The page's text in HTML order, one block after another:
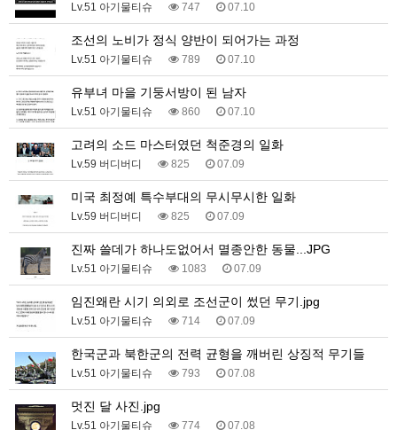
Lv.51 아기물티슈 747 07.10
조선의 노비가 정식 양반이 되어가는 과정
Lv.51 아기물티슈 789 07.10
유부녀 마을 기둥서방이 된 남자
Lv.51 아기물티슈 860 07.10
고려의 소드 마스터였던 척준경의 일화
Lv.59 버디버디 825 07.09
미국 최정예 특수부대의 무시무시한 일화
Lv.59 버디버디 825 07.09
진짜 쓸데가 하나도없어서 멸종안한 동물...JPG
Lv.51 아기물티슈 1083 07.09
임진왜란 시기 의외로 조선군이 썼던 무기.jpg
Lv.51 아기물티슈 714 07.09
한국군과 북한군의 전력 균형을 깨버린 상징적 무기들
Lv.51 아기물티슈 793 07.08
멋진 달 사진.jpg
Lv.51 아기물티슈 774 07.08